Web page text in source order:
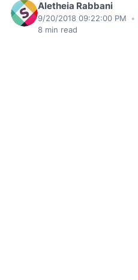
Aletheia Rabbani
9/20/2018 09:22:00 PM •
8 min read